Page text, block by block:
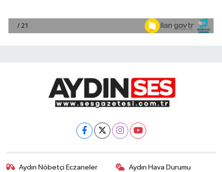
Aydın Nöbetçi Eczaneler Aydın Hava Durumu